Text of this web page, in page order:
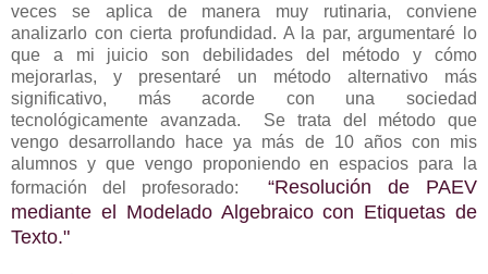
veces se aplica de manera muy rutinaria, conviene
analizarlo con cierta profundidad. A la par, argumentaré lo
que a mi juicio son debilidades del método y cómo
mejorarlas, y presentaré un método alternativo más
significativo, más acorde con una sociedad
tecnológicamente avanzada. Se trata del método que
vengo desarrollando hace ya más de 10 años con mis
alumnos y que vengo proponiendo en espacios para la
formación del profesorado:“Resolución de PAEV
mediante el Modelado Algebraico con Etiquetas de
Texto."